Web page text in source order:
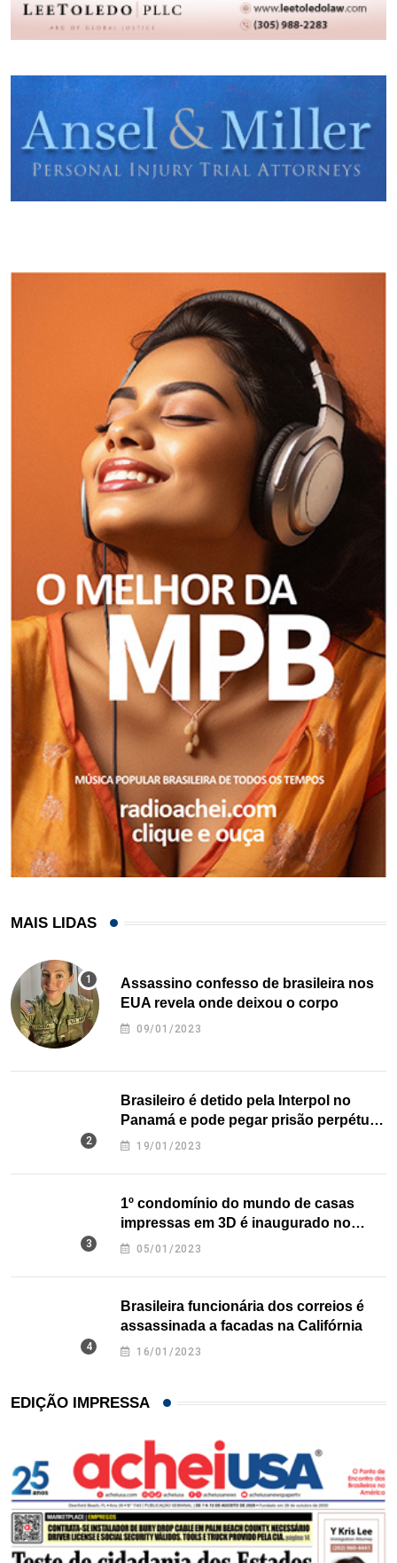
MAIS LIDAS
Assassino confesso de brasileira nos
EUA revela onde deixou o corpo
09/01/2023
Brasileiro é detido pela Interpol no
Panamá e pode pegar prisão perpétua
nos EUA
19/01/2023
1º condomínio do mundo de casas
impressas em 3D é inaugurado no
Texas
05/01/2023
Brasileira funcionária dos correios é
assassinada a facadas na Califórnia
16/01/2023
EDIÇÃO IMPRESSA